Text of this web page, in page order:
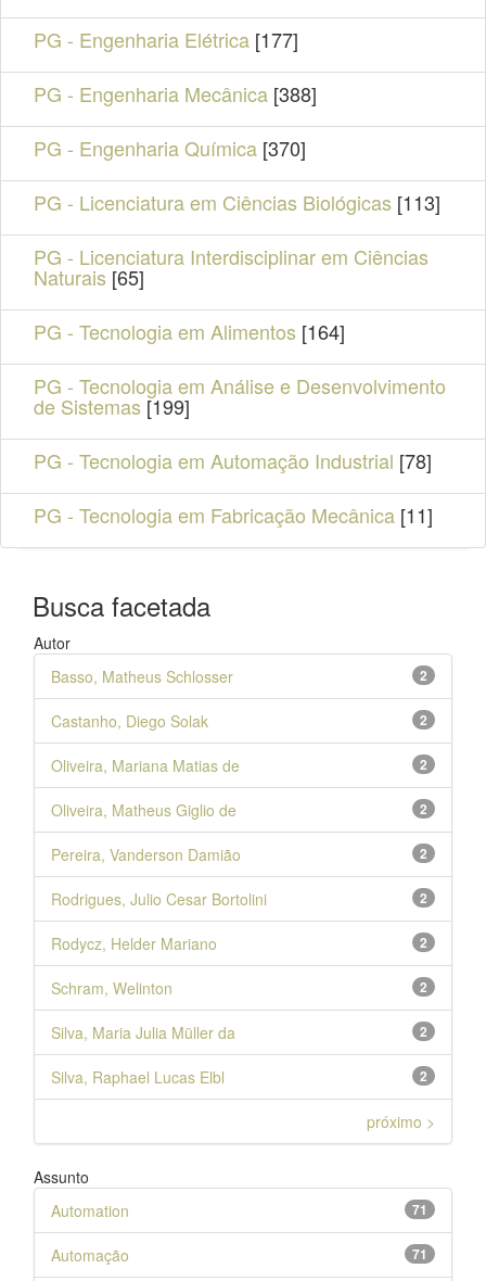
PG - Engenharia Elétrica [177]
PG - Engenharia Mecânica [388]
PG - Engenharia Química [370]
PG - Licenciatura em Ciências Biológicas [113]
PG - Licenciatura Interdisciplinar em Ciências
Naturais [65]
PG - Tecnologia em Alimentos [164]
PG - Tecnologia em Análise e Desenvolvimento
de Sistemas [199]
PG - Tecnologia em Automação Industrial [78]
PG - Tecnologia em Fabricação Mecânica [11]
Busca facetada
Autor
2
Basso, Matheus Schlosser
2
Castanho, Diego Solak
2
Oliveira, Mariana Matias de
2
Oliveira, Matheus Giglio de
2
Pereira, Vanderson Damião
2
Rodrigues, Julio Cesar Bortolini
2
Rodycz, Helder Mariano
2
Schram, Welinton
2
Silva, Maria Julia Müller da
2
Silva, Raphael Lucas Elbl
próximo >
Assunto
71
Automation
71
Automação